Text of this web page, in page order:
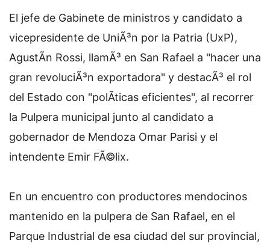
El jefe de Gabinete de ministros y candidato a
vicepresidente de UniÃ³n por la Patria (UxP),
AgustÃ­n Rossi, llamÃ³ en San Rafael a "hacer una
gran revoluciÃ³n exportadora" y destacÃ³ el rol
del Estado con "polÃ­ticas eficientes", al recorrer
la Pulpera municipal junto al candidato a
gobernador de Mendoza Omar Parisi y el
intendente Emir FÃ©lix.
En un encuentro con productores mendocinos
mantenido en la pulpera de San Rafael, en el
Parque Industrial de esa ciudad del sur provincial,